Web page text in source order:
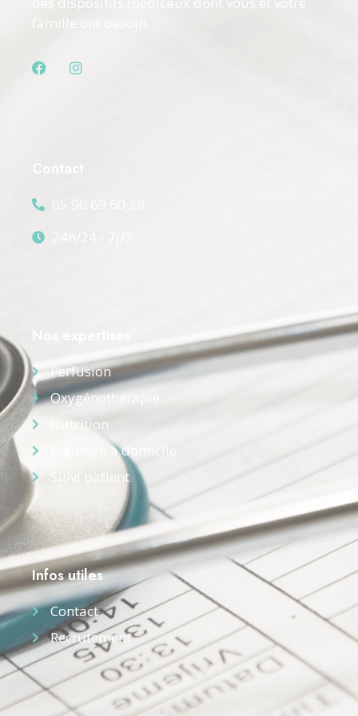
famille ont besoin.
Perfusion
Oxygénothérapie
Nutrition
Maintien à domicile
Suivi patient
Infos utiles
Contact
Recrutement